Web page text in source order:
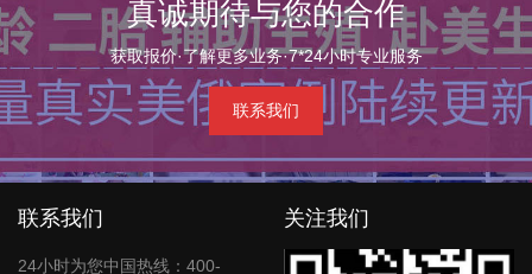
真诚期待与您的合作
获取报价·了解更多业务·7*24小时专业服务
联系我们
联系我们
24小时为您中国热线：400-
关注我们